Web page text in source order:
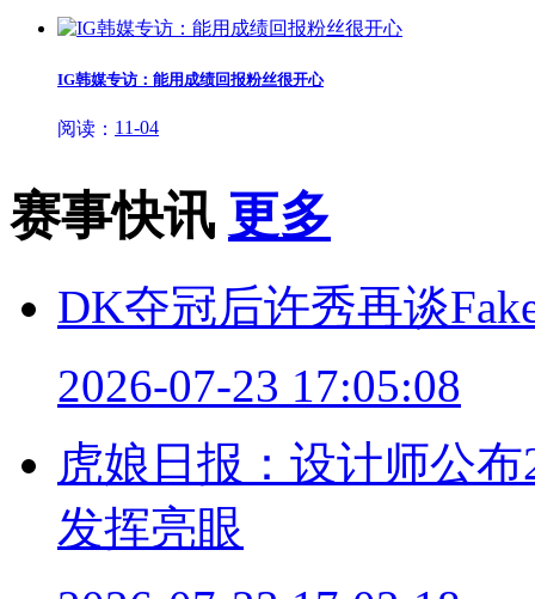
IG韩媒专访：能用成绩回报粉丝很开心
阅读： 11-04
赛事快讯 更多
DK夺冠后许秀再谈
2026-07-23 17:05:08
虎娘日报：设计师公
发挥亮眼